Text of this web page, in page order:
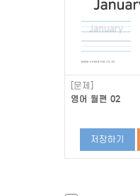
[문제]
영어 월편 02
저장하기